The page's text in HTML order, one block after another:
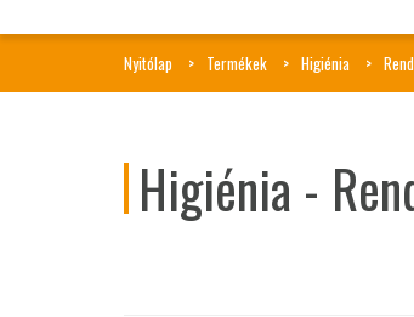
Nyitólap Termékek Higiénia
Higiénia -